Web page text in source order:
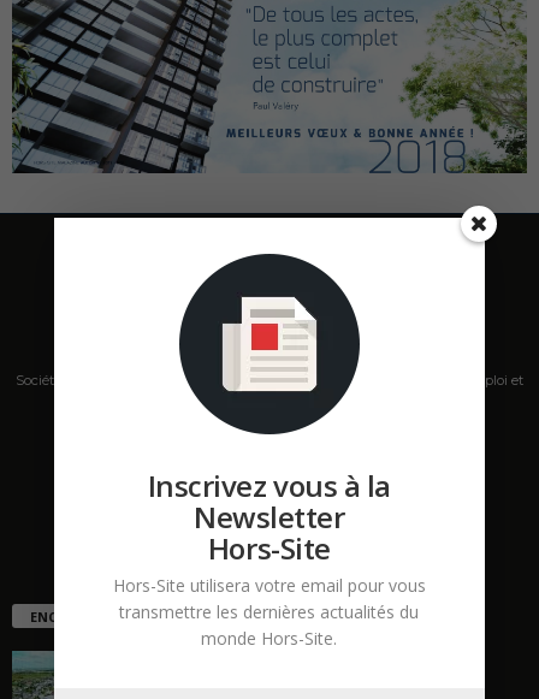
Société de presse, plateforme de mise en relation sur les marchés B2B, emploi et
salons s'adressant aux professionnels de la construction Hors Site.
ENCORE PLUS D'ARTICLES
Inscrivez vous à la
Newsletter
Hors-Site
Hors-Site utilisera votre email pour vous
transmettre les dernières actualités du
monde Hors-Site.